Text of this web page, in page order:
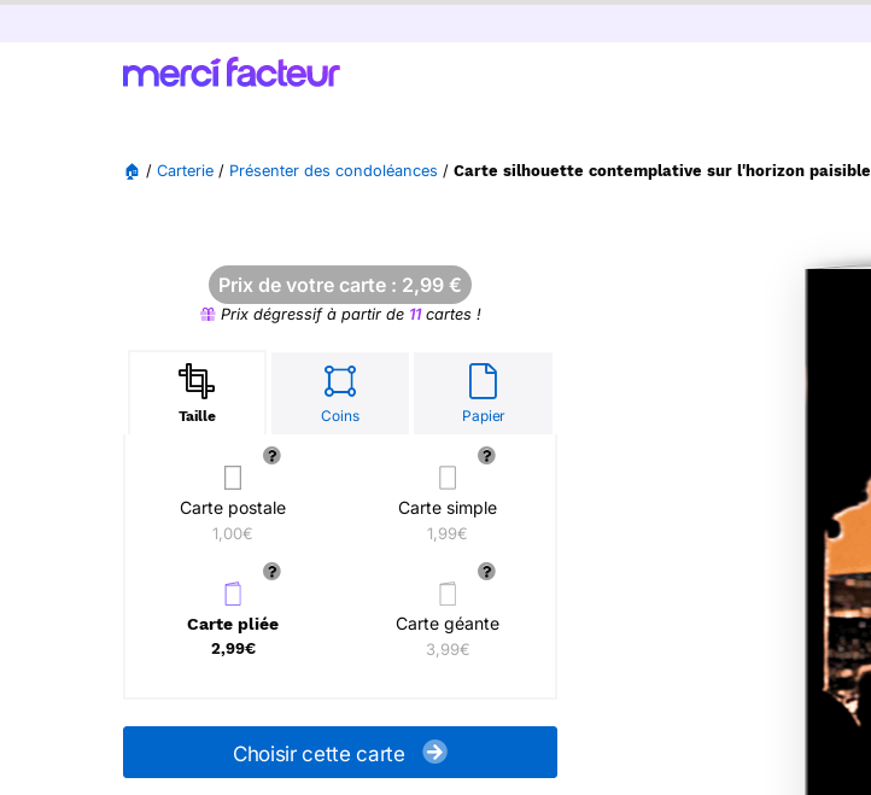
🏠 / Carterie / Présenter des condoléances / Carte silhouette contemplative sur l'horizon paisible
Prix de votre carte : 2,99 €
Prix dégressif à partir de 11cartes !
Taille Coins Papier
Carte postale
1,00€
Carte simple
1,99€
Carte pliée
2,99€
Carte géante
3,99€
Choisir cette carte